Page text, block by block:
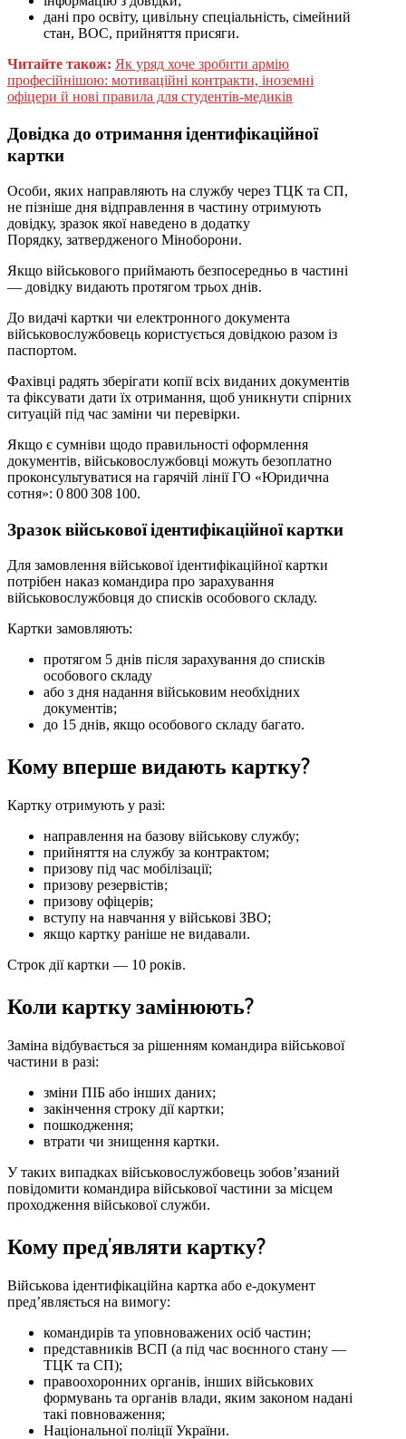
дані про освіту, цивільну спеціальність, сімейний
стан, ВОС, прийняття присяги.
Читайте також: Як уряд хоче зробити армію
професійнішою: мотиваційні контракти, іноземні
офіцери й нові правила для студентів-медиків
Довідка до отримання ідентифікаційної
картки
Особи, яких направляють на службу через ТЦК та СП,
не пізніше дня відправлення в частину отримують
довідку, зразок якої наведено в додатку
Порядку, затвердженого Міноборони.
Якщо військового приймають безпосередньо в частині
— довідку видають протягом трьох днів.
До видачі картки чи електронного документа
військовослужбовець користується довідкою разом із
паспортом.
Фахівці радять зберігати копії всіх виданих документів
та фіксувати дати їх отримання, щоб уникнути спірних
ситуацій під час заміни чи перевірки.
Якщо є сумніви щодо правильності оформлення
документів, військовослужбовці можуть безоплатно
проконсультуватися на гарячій лінії ГО «Юридична
сотня»: 0 800 308 100.
Зразок військової ідентифікаційної картки
Для замовлення військової ідентифікаційної картки
потрібен наказ командира про зарахування
військовослужбовця до списків особового складу.
Картки замовляють:
протягом 5 днів після зарахування до списків
особового складу
або з дня надання військовим необхідних
документів;
до 15 днів, якщо особового складу багато.
Кому вперше видають картку?
Картку отримують у разі:
направлення на базову військову службу;
прийняття на службу за контрактом;
призову під час мобілізації;
призову резервістів;
призову офіцерів;
вступу на навчання у військові ЗВО;
якщо картку раніше не видавали.
Строк дії картки — 10 років.
Коли картку замінюють?
Заміна відбувається за рішенням командира військової
частини в разі:
зміни ПІБ або інших даних;
закінчення строку дії картки;
пошкодження;
втрати чи знищення картки.
У таких випадках військовослужбовець зобов’язаний
повідомити командира військової частини за місцем
проходження військової служби.
Кому пред’являти картку?
Військова ідентифікаційна картка або е-документ
пред’являється на вимогу:
командирів та уповноважених осіб частин;
представників ВСП (а під час воєнного стану —
ТЦК та СП);
правоохоронних органів, інших військових
формувань та органів влади, яким законом надані
такі повноваження;
Національної поліції України.